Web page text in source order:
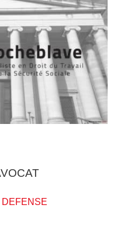
DEFENSE